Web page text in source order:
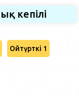
кепілі
Ойтүрткі 1